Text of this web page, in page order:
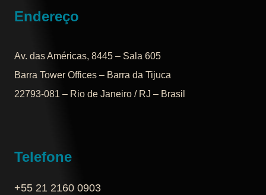
Endereço
Av. das Américas, 8445 – Sala 605
Barra Tower Offices – Barra da Tijuca
22793-081 – Rio de Janeiro / RJ – Brasil
Telefone
+55 21 2160 0903‬